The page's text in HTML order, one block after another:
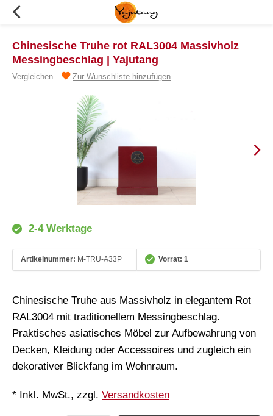
Chinesische Truhe rot RAL3004 Massivholz
Messingbeschlag | Yajutang
Vergleichen Zur Wunschliste hinzufügen
2-4 Werktage
Artikelnummer: M-TRU-A33P Vorrat: 1
Chinesische Truhe aus Massivholz in elegantem Rot
RAL3004 mit traditionellem Messingbeschlag.
Praktisches asiatisches Möbel zur Aufbewahrung von
Decken, Kleidung oder Accessoires und zugleich ein
dekorativer Blickfang im Wohnraum.
* Inkl. MwSt., zzgl. Versandkosten